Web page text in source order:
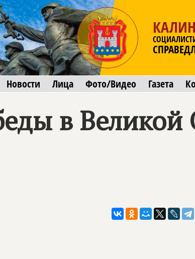
Новости Лица Фото/Видео Газета
в Великой